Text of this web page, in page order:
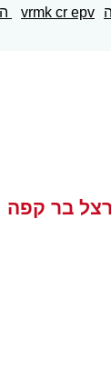
vrmk cr epv
בר קפה